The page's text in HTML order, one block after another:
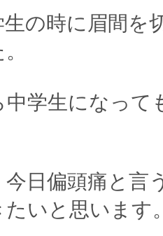
の時に眉間を
中学生になって
今日偏頭痛と言
たいと思います